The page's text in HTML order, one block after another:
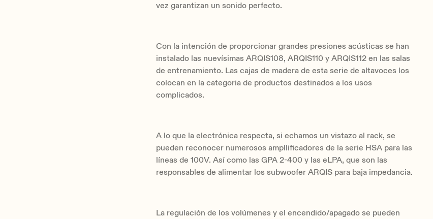
vez garantizan un sonido perfecto.
Con la intención de proporcionar grandes presiones acústicas se han
instalado las nuevísimas ARQIS108, ARQIS110 y ARQIS112 en las salas
de entrenamiento. Las cajas de madera de esta serie de altavoces los
colocan en la categoria de productos destinados a los usos
complicados.
A lo que la electrónica respecta, si echamos un vistazo al rack, se
pueden reconocer numerosos ampllificadores de la serie HSA para las
líneas de 100V. Así como las GPA 2-400 y las eLPA, que son las
responsables de alimentar los subwoofer ARQIS para baja impedancia.
La regulación de los volúmenes y el encendido/apagado se pueden